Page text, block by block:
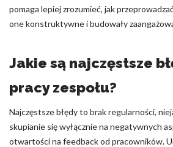
pomaga lepiej zrozumieć, jak
one konstruktywne i budowały
Jakie są najczęstsze
pracy zespołu?
Najczęstsze błędy to brak regularności,
skupianie się wyłącznie na negatywnych
otwartości na feedback od pracowników.